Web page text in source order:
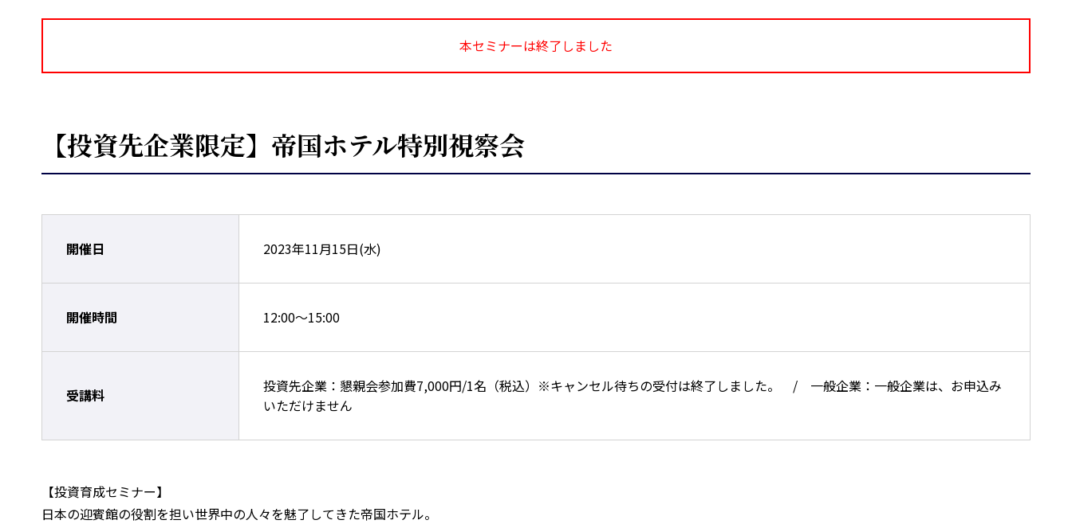
本セミナーは終了しました
【投資先企業限定】帝国ホテル特別視察会
開催日 2023年11月15日(水)
開催時間 12:00～15:00
受講料
投資先企業：懇親会参加費7,000円/1名（税込）※キャンセル待ちの受付は終了しました。 / 一般企業：一般企業は、お申込み
いただけません
【投資育成セミナー】
日本の迎賓館の役割を担い世界中の人々を魅了してきた帝国ホテル。